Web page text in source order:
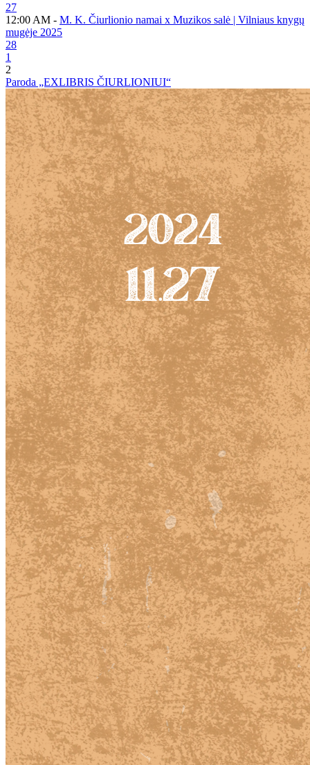
27
12:00 AM - M. K. Čiurlionio namai x Muzikos salė | Vilniaus knygų
mugėje 2025
28
1
2
Paroda „EXLIBRIS ČIURLIONIUI“